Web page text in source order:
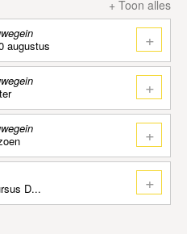
+ Toon alles
augustus
+
+
+
D...
+